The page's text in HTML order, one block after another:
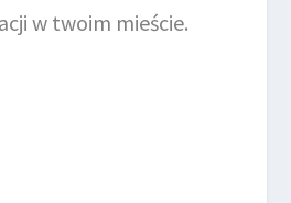
w twoim mieście.